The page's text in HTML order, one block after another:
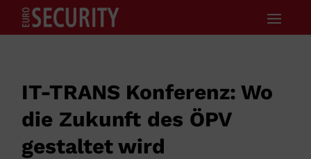
IT-TRANS Konferenz: Wo
die Zukunft des ÖPV
gestaltet wird